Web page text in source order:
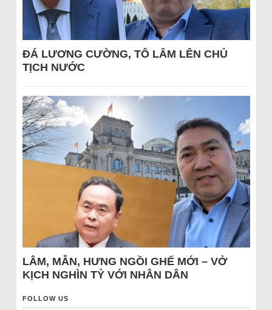
ĐÁ LƯƠNG CƯỜNG, TÔ LÂM LÊN CHỦ
TỊCH NƯỚC
LÂM, MẪN, HƯNG NGỒI GHẾ MỚI – VỞ
KỊCH NGHÌN TỶ VỚI NHÂN DÂN
FOLLOW US